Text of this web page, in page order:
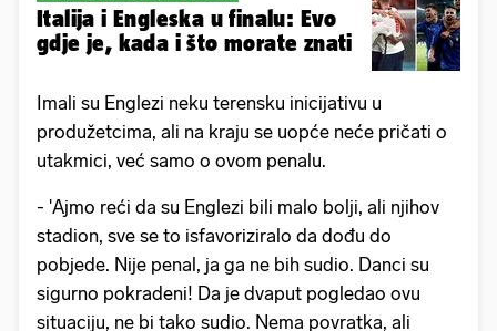
Italija i Engleska u finalu: Evo
gdje je, kada i što morate znati
Imali su Englezi neku terensku inicijativu u
produžetcima, ali na kraju se uopće neće pričati o
utakmici, već samo o ovom penalu.
- 'Ajmo reći da su Englezi bili malo bolji, ali njihov
stadion, sve se to isfavoriziralo da dođu do
pobjede. Nije penal, ja ga ne bih sudio. Danci su
sigurno pokradeni! Da je dvaput pogledao ovu
situaciju, ne bi tako sudio. Nema povratka, ali